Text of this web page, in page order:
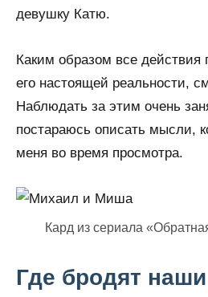
девушку Катю.
Каким образом все действия
его настоящей реальности,
Наблюдать за этим очень
постараюсь описать мысли,
меня во время просмотра.
Кард из сериала
Где бродят